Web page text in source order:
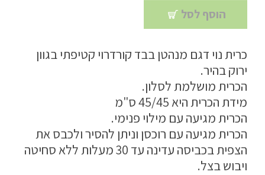
מדיניות פרטיות
הוסף לסל
כרית נוי דגם מנהטן בבד קורדרוי קטיפתי בגוון
ירוק בהיר.
הכרית מושלמת לסלון.
מידת הכרית היא 45/45 ס"מ
הכרית מגיעה עם מילוי פנימי.
הכרית מגיעה עם רוכסן וניתן להסיר ולכבס את
הצפית בכביסה עדינה עד 30 מעלות ללא סחיטה
ויבוש בצל.